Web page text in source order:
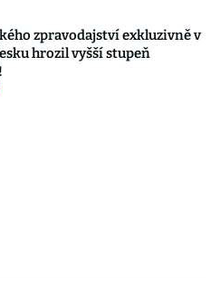
zpravodajství exkluzivně v
hrozil vyšší stupeň